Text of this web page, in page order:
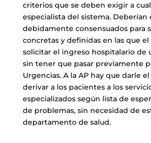
criterios que se deben exigir a
especialista del sistema. Deberían
debidamente consensuados para
concretas y definidas en las que el
solicitar el ingreso hospitalario de
sin tener que pasar previamente
Urgencias. A la AP hay que darle
derivar a los pacientes a los
especializados según lista de
de problemas, sin necesidad de
departamento de salud.